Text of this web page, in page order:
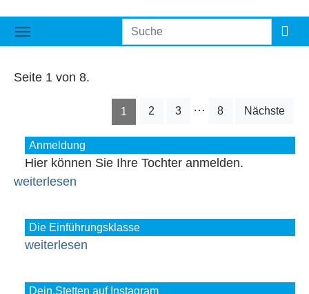
Seite 1 von 8.
1 2 3 … 8 Nächste
Anmeldung
Hier können Sie Ihre Tochter anmelden.
weiterlesen
Die Einführungsklasse
weiterlesen
Dein.Stetten auf Instagram